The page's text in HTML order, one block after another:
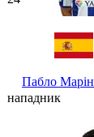
Пабло Марін
нападник